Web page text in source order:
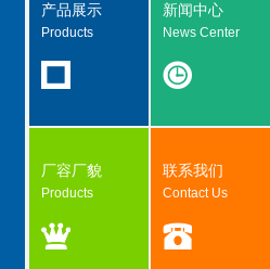
产品展示
Products
新闻中心
News Center
厂容厂貌
Products
联系我们
Contact Us